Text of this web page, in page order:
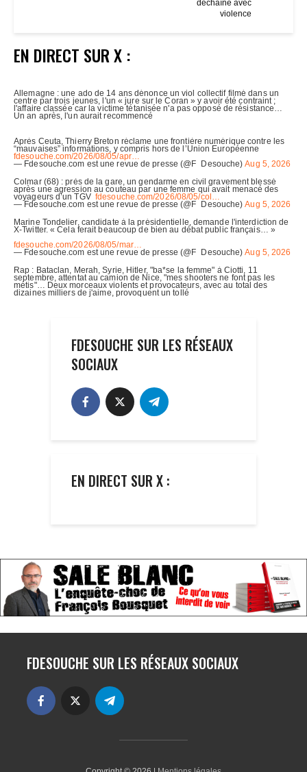
déchaîne avec
violence
EN DIRECT SUR X :
FDESOUCHE SUR LES RÉSEAUX
SOCIAUX
EN DIRECT SUR X :
FDESOUCHE SUR LES RÉSEAUX SOCIAUX